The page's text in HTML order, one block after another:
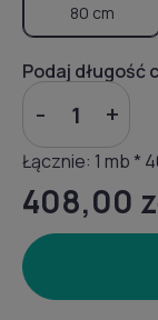
80 cm
Podaj długość
- +
Łącznie: 1 mb *
408,00